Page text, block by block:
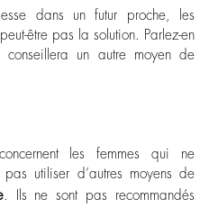
dans un futur proche, les
être pas la solution. Parlez-en
un autre moyen de
les femmes qui ne
utiliser d’autres moyens de
. Ils ne sont pas recommandés